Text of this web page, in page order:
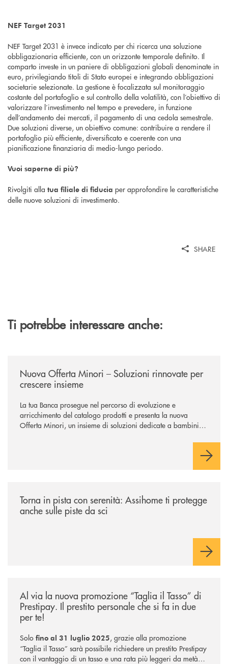
NEF Target 2031
NEF Target 2031 è invece indicato per chi ricerca una soluzione
obbligazionaria efficiente, con un orizzonte temporale definito. Il
comparto investe in un paniere di obbligazioni globali denominate in
euro, privilegiando titoli di Stato europei e integrando obbligazioni
societarie selezionate. La gestione è focalizzata sul monitoraggio
costante del portafoglio e sul controllo della volatilità, con l’obiettivo di
valorizzare l’investimento nel tempo e prevedere, in funzione
dell’andamento dei mercati, il pagamento di una cedola semestrale.
Due soluzioni diverse, un obiettivo comune: contribuire a rendere il
portafoglio più efficiente, diversificato e coerente con una
pianificazione finanziaria di medio-lungo periodo.
Vuoi saperne di più?
Rivolgiti alla tua filiale di fiducia per approfondire le caratteristiche
delle nuove soluzioni di investimento.
SHARE
Ti potrebbe interessare anche:
Nuova Offerta Minori – Soluzioni rinnovate per
crescere insieme
La tua Banca prosegue nel percorso di evoluzione e
arricchimento del catalogo prodotti e presenta la nuova
Offerta Minori, un insieme di soluzioni dedicate a bambini e
sviluppo di una relazione consapevole con il denaro, sempre
Torna in pista con serenità: Assihome ti protegge
anche sulle piste da sci
Al via la nuova promozione “Taglia il Tasso” di
Prestipay. Il prestito personale che si fa in due
per te!
Solo fino al 31 luglio 2025, grazie alla promozione
“Taglia il Tasso” sarà possibile richiedere un prestito Prestipay
con il vantaggio di un tasso e una rata più leggeri da metà